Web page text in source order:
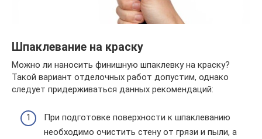
Шпаклевание на краску
Можно ли наносить финишную шпаклевку на краску?
Такой вариант отделочных работ допустим, однако
следует придерживаться данных рекомендаций:
При подготовке поверхности к шпаклеванию
необходимо очистить стену от грязи и пыли, а